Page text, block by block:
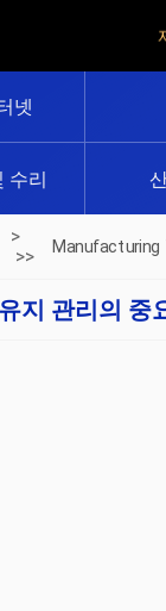
넷
수리
>
>>
지 관리의 중